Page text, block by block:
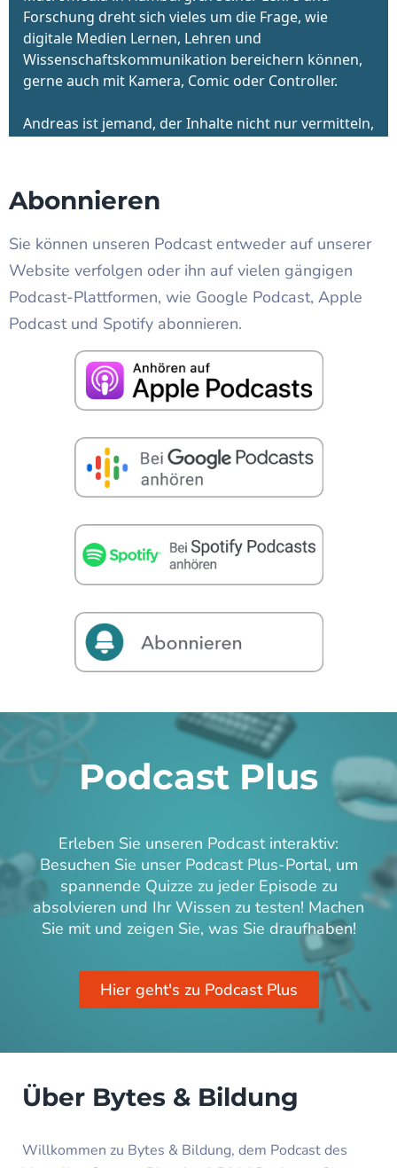
Abonnieren
Sie können unseren Podcast entweder auf unserer
Website verfolgen oder ihn auf vielen gängigen
Podcast-Plattformen, wie Google Podcast, Apple
Podcast und Spotify abonnieren.
Podcast Plus
Erleben Sie unseren Podcast interaktiv:
Besuchen Sie unser Podcast Plus-Portal, um
spannende Quizze zu jeder Episode zu
absolvieren und Ihr Wissen zu testen! Machen
Sie mit und zeigen Sie, was Sie draufhaben!
Hier geht's zu Podcast Plus
Über Bytes & Bildung
Willkommen zu Bytes & Bildung, dem Podcast des